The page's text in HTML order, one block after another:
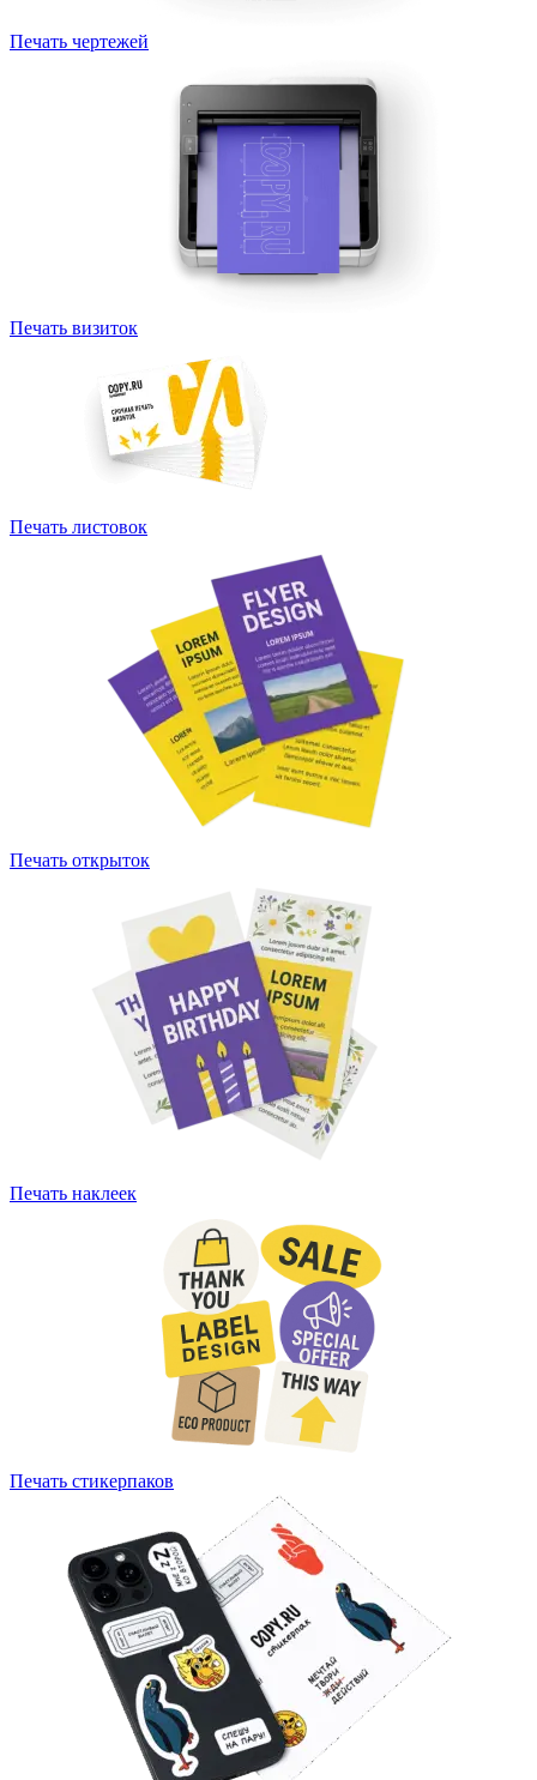
Печать чертежей
Печать визиток
Печать листовок
Печать открыток
Печать наклеек
Печать стикерпаков